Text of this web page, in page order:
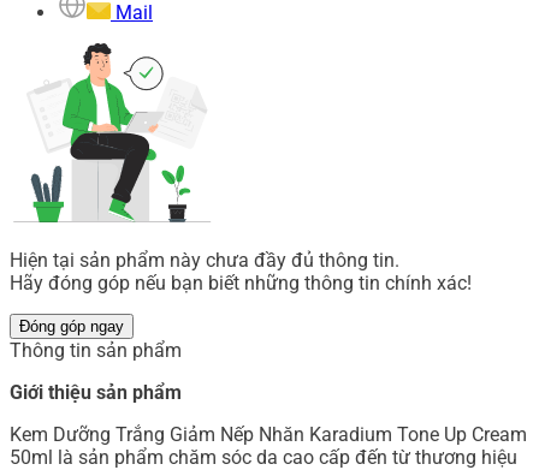
Mail
Hiện tại sản phẩm này chưa đầy đủ thông tin.
Hãy đóng góp nếu bạn biết những thông tin chính xác!
Đóng góp ngay
Thông tin sản phẩm
Giới thiệu sản phẩm
Kem Dưỡng Trắng Giảm Nếp Nhăn Karadium Tone Up Cream
50ml là sản phẩm chăm sóc da cao cấp đến từ thương hiệu